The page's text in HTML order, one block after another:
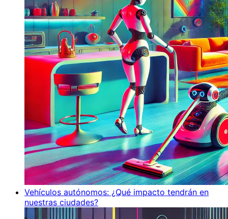
Vehículos autónomos: ¿Qué impacto tendrán en
nuestras ciudades?